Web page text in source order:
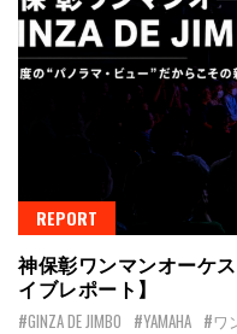
REPORT
神保彰ワンマンオーケス
イブレポート】
#GINZA DE JIMBO #YAMAHA #ワ